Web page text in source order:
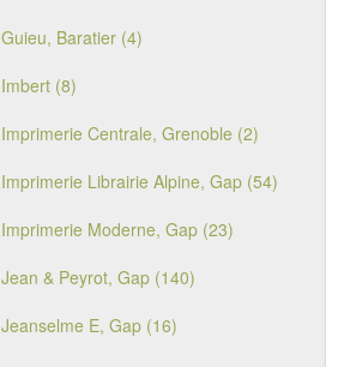
Guieu, Baratier (4)
Imbert (8)
Imprimerie Centrale, Grenoble (2)
Imprimerie Librairie Alpine, Gap (54)
Imprimerie Moderne, Gap (23)
Jean & Peyrot, Gap (140)
Jeanselme E, Gap (16)